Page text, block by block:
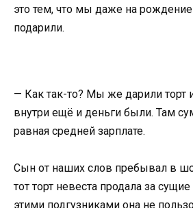
это тем, что мы даже на
подарили.
— Как так-то? Мы же дарили торт
внутри ещё и деньги были. Там
равная средней зарплате.
Сын от наших слов пребывал в
тот торт невеста продала за
этими подгузниками она не